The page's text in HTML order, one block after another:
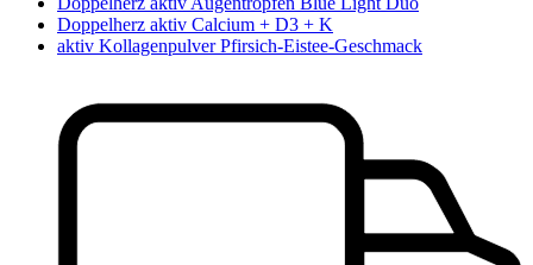
Doppelherz aktiv Calcium + D3 + K
aktiv Kollagenpulver Pfirsich-Eistee-Geschmack